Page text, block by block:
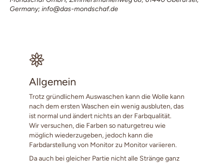
Germany; info@das-mondschaf.de
Allgemein
Trotz gründlichem Auswaschen kann die Wolle kann
nach dem ersten Waschen ein wenig ausbluten, das
ist normal und ändert nichts an der Farbqualität.
Wir versuchen, die Farben so naturgetreu wie
möglich wiederzugeben, jedoch kann die
Farbdarstellung von Monitor zu Monitor variieren.
Da auch bei gleicher Partie nicht alle Stränge ganz